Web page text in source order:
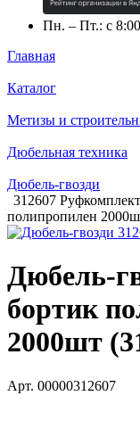
Пн. – Пт.: с
Главная
Каталог
Метизы и
Дюбельная техника
Дюбель-гвозди
312607
полипропилен
Дюбель-
бортик
2000шт
Арт. 00000312607